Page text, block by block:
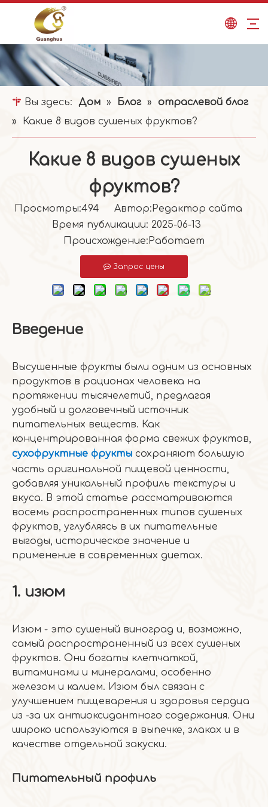
Вы здесь: Дом » Блог »
отраслевой блог
»
Какие 8 видов сушеных фруктов?
Какие 8 видов сушеных
фруктов?
Просмотры:494 Автор:Pедактор сайта
Время публикации: 2025-06-13
Происхождение:Работает
Запрос цены
Введение
Высушенные фрукты были одним из основных
продуктов в рационах человека на
протяжении тысячелетий, предлагая
удобный и долговечный источник
питательных веществ. Как
концентрированная форма свежих фруктов,
сухофруктные фрукты сохраняют большую
часть оригинальной пищевой ценности,
добавляя уникальный профиль текстуры и
вкуса. В этой статье рассматриваются
восемь распространенных типов сушеных
фруктов, углубляясь в их питательные
выгоды, историческое значение и
применение в современных диетах.
1. изюм
Изюм - это сушеный виноград и, возможно,
самый распространенный из всех сушеных
фруктов. Они богаты клетчаткой,
витаминами и минералами, особенно
железом и калием. Изюм был связан с
улучшением пищеварения и здоровья сердца
из -за их антиоксидантного содержания. Они
широко используются в выпечке, злаках и в
качестве отдельной закуски.
Питательный профиль